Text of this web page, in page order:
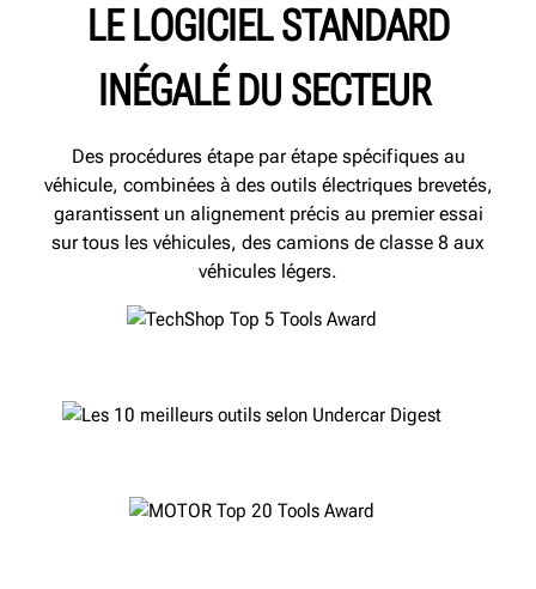
LE LOGICIEL STANDARD
INÉGALÉ DU SECTEUR
Des procédures étape par étape spécifiques au
véhicule, combinées à des outils électriques brevetés,
garantissent un alignement précis au premier essai
sur tous les véhicules, des camions de classe 8 aux
véhicules légers.